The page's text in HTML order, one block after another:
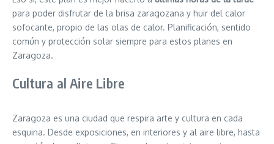
para poder disfrutar de la brisa zaragozana y huir del calor
sofocante, propio de las olas de calor. Planificación, sentido
común y protección solar siempre para estos planes en
Zaragoza.
Cultura al Aire Libre
Zaragoza es una ciudad que respira arte y cultura en cada
esquina. Desde exposiciones, en interiores y al aire libre, hasta